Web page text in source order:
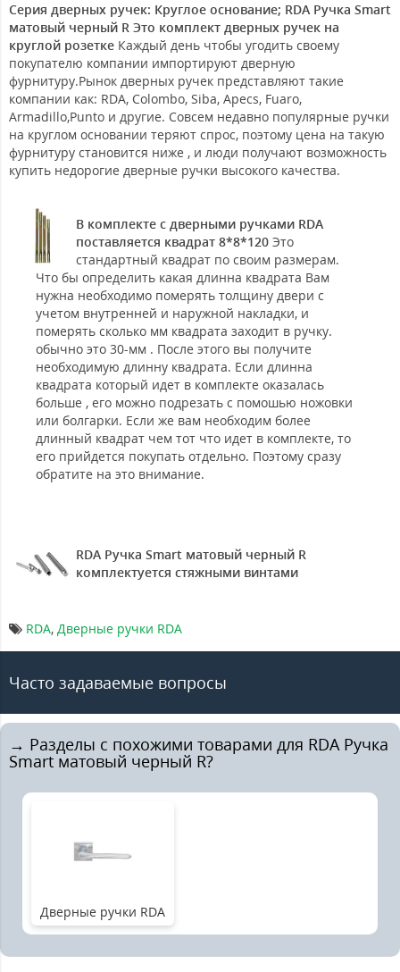
Серия дверных ручек: Круглое основание; RDA Ручка Smart
матовый черный R Это комплект дверных ручек на
круглой розетке Каждый день чтобы угодить своему
покупателю компании импортируют дверную
фурнитуру.Рынок дверных ручек представляют такие
компании как: RDA, Colombo, Siba, Apecs, Fuaro,
Armadillo,Punto и другие. Совсем недавно популярные ручки
на круглом основании теряют спрос, поэтому цена на такую
фурнитуру становится ниже , и люди получают возможность
купить недорогие дверные ручки высокого качества.
В комплекте с дверными ручками RDA
поставляется квадрат 8*8*120 Это
стандартный квадрат по своим размерам.
Что бы определить какая длинна квадрата Вам
нужна необходимо померять толщину двери с
учетом внутренней и наружной накладки, и
померять сколько мм квадрата заходит в ручку.
обычно это 30-мм . После этого вы получите
необходимую длинну квадрата. Если длинна
квадрата который идет в комплекте оказалась
больше , его можно подрезать с помошью ножовки
или болгарки. Если же вам необходим более
длинный квадрат чем тот что идет в комплекте, то
его прийдется покупать отдельно. Поэтому сразу
обратите на это внимание.
RDA Ручка Smart матовый черный R
комплектуется стяжными винтами
RDA, Дверные ручки RDA
Часто задаваемые вопросы
→ Разделы с похожими товарами для RDA Ручка
Smart матовый черный R?
Дверные ручки RDA